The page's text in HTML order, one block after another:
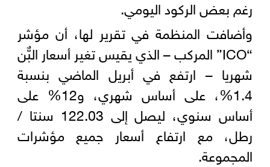
رغم بعض الركود اليومي.
وأضافت المنظمة في تقرير لها، أن مؤشر
“ICO” المركب – الذي يقيس تغير أسعار البٌّن
شهريا – ارتفع في أبريل الماضي بنسبة
1.4%، على أساس شهري، و12% على
أساس سنوي، ليصل إلى 122.03 سنتا /
رطل، مع ارتفاع أسعار جميع مؤشرات
المجموعة.